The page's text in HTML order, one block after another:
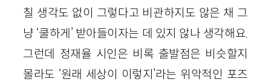
칠 생각도 없이 그렇다고 비관하지도 않은 채 그
냥 ‘쿨하게’ 받아들이자는 데 있지 않나 생각해요.
그런데 정재율 시인은 비록 출발점은 비슷할지
몰라도 ‘원래 세상이 이렇지’라는 위악적인 포즈